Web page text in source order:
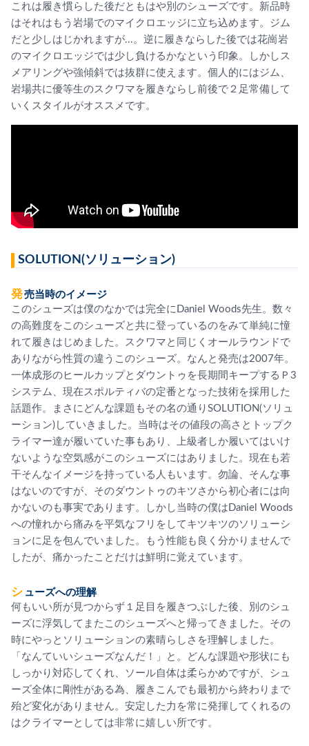
これは履き慣らした後だともはや別のシューズです。新品時
はそれはもう岩場でのマイクロエッジに立ち込めます。ジム
だと少しはじかれますが...。逆に履きならした後では花崗岩
のマイクロエッジでは少し負けるかなという印象。しかしス
メアリングや強傾斜では抜群に使えます。個人的にはジム、
岩場共に優等生のスクワマを履きならし前後で２足常備して
いくスタイルがオススメです。
SOLUTION(ソリューション)
発売当時のイメージ
このシューズは僕のなかでは完全にDaniel Woods先生。数々
の高難度をこのシューズと共に登っているのをみて単純に憧
れて履きはじめました。スクワマと同じくオールラウンドで
ありながら性質の違うこのシューズ。なんと発売は2007年。
一体成形のヒールカップとダウントゥを長期間キープするＰ3
システム、現在スポルティバの定番となった技術を採用した
話題作。まさにどんな課題もその名の通りSOLUTION(ソリュ
ーション)していきました。当時はその値段の高さとトップク
ライマー達が履いていた事もあり、上級者しか履いてはいけ
ないような空気感がこのシューズにはありました。現在も若
干そんなイメージを持っている人もいます。勿論、そんな事
はないのですが、そのダウントゥのキツさから初心者には向
かないのも事実であります。しかし当時の僕はDaniel Woods
への憧れから痛みを平気なフリをしてキツキツのソリューシ
ョンに足を包んでいました。もう性能も良く分かりませんで
したが、痛かったことだけは鮮明に覚えています。
シューズへの理解
何もいい所が見つからず１足目を履きつぶした後、別のシュ
ーズに浮気してまたこのシューズへと帰ってきました。その
時にやっとソリューションの素晴らしさを理解しました。
「なんていいシューズなんだ！」と。どんな課題や形状にも
しっかり対応してくれ、ソール自体は柔らかめですが、シュ
ーズ全体に剛性がある為、履きこんでも最初から終わりまで
殆ど変化がありません。安定した力を常に発揮してくれるの
はクライマーとしては非常に嬉しい所です。